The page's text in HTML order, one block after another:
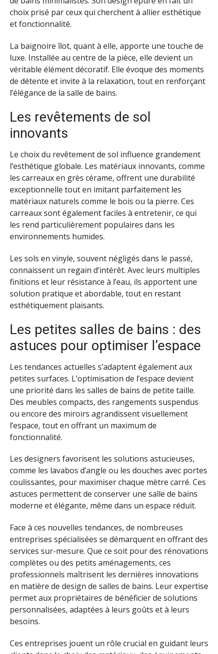
choix prisé par ceux qui cherchent à allier esthétique
et fonctionnalité.
La baignoire îlot, quant à elle, apporte une touche de
luxe. Installée au centre de la pièce, elle devient un
véritable élément décoratif. Elle évoque des moments
de détente et invite à la relaxation, tout en renforçant
l’élégance de la salle de bains.
Les revêtements de sol
innovants
Le choix du revêtement de sol influence grandement
l’esthétique globale. Les matériaux innovants, comme
les carreaux en grès cérame, offrent une durabilité
exceptionnelle tout en imitant parfaitement les
matériaux naturels comme le bois ou la pierre. Ces
carreaux sont également faciles à entretenir, ce qui
les rend particulièrement populaires dans les
environnements humides.
Les sols en vinyle, souvent négligés dans le passé,
connaissent un regain d’intérêt. Avec leurs multiples
finitions et leur résistance à l’eau, ils apportent une
solution pratique et abordable, tout en restant
esthétiquement plaisants.
Les petites salles de bains : des
astuces pour optimiser l’espace
Les tendances actuelles s’adaptent également aux
petites surfaces. L’optimisation de l’espace devient
une priorité dans les salles de bains de petite taille.
Des meubles compacts, des rangements suspendus
ou encore des miroirs agrandissent visuellement
l’espace, tout en offrant un maximum de
fonctionnalité.
Les designers favorisent les solutions astucieuses,
comme les lavabos d’angle ou les douches avec portes
coulissantes, pour maximiser chaque mètre carré. Ces
astuces permettent de conserver une salle de bains
moderne et élégante, même dans un espace réduit.
Face à ces nouvelles tendances, de nombreuses
entreprises spécialisées se démarquent en offrant des
services sur-mesure. Que ce soit pour des rénovations
complètes ou des petits aménagements, ces
professionnels maîtrisent les dernières innovations
en matière de design de salles de bains. Leur expertise
permet aux propriétaires de bénéficier de solutions
personnalisées, adaptées à leurs goûts et à leurs
besoins.
Ces entreprises jouent un rôle crucial en guidant leurs